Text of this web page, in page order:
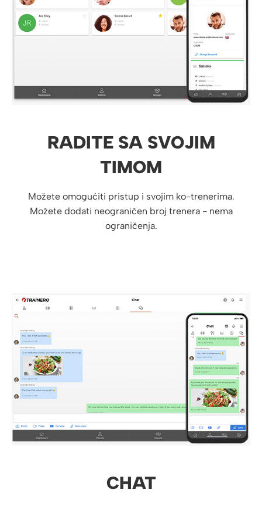
RADITE SA SVOJIM
TIMOM
Možete omogućiti pristup i svojim ko-trenerima.
Možete dodati neograničen broj trenera - nema
ograničenja.
CHAT